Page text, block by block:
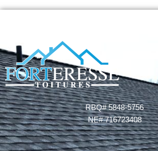
RBQ# 5848-5756
NE# 716723408